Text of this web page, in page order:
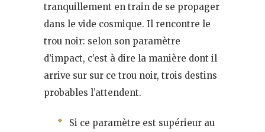
tranquillement en train de se propager
dans le vide cosmique. Il rencontre le
trou noir: selon son paramètre
d’impact, c’est à dire la manière dont il
arrive sur sur ce trou noir, trois destins
probables l’attendent.
Si ce paramètre est supérieur au